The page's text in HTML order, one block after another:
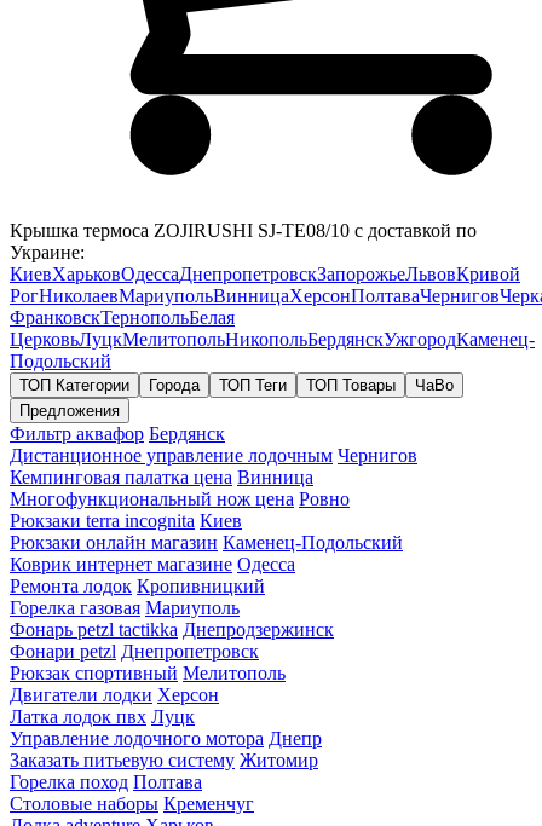
Крышка термоса ZOJIRUSHI SJ-TE08/10 с доставкой по
Украине:
КиевХарьковОдессаДнепропетровскЗапорожьеЛьвовКривой
РогНиколаевМариупольВинницаХерсонПолтаваЧернигов
ФранковскТернопольБелая
ЦерковьЛуцкМелитопольНикопольБердянскУжгородКаменец-
Подольский
ТОП Категории Города ТОП Теги ТОП Товары
ЧаВо
Предложения
Фильтр аквафор Бердянск
Дистанционное управление лодочным Чернигов
Кемпинговая палатка цена Винница
Многофункциональный нож цена Ровно
Рюкзаки terra incognita Киев
Рюкзаки онлайн магазин Каменец-Подольский
Коврик интернет магазине Одесса
Ремонта лодок Кропивницкий
Горелка газовая Мариуполь
Фонарь petzl tactikka Днепродзержинск
Фонари petzl Днепропетровск
Рюкзак спортивный Мелитополь
Двигатели лодки Херсон
Латка лодок пвх Луцк
Управление лодочного мотора Днепр
Заказать питьевую систему Житомир
Горелка поход Полтава
Столовые наборы Кременчуг